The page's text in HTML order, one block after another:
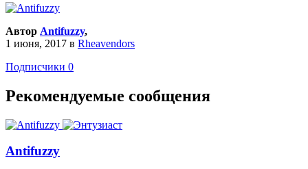
Автор Antifuzzy,
1 июня, 2017 в Rheavendors
Подписчики 0
Рекомендуемые сообщения
Antifuzzy